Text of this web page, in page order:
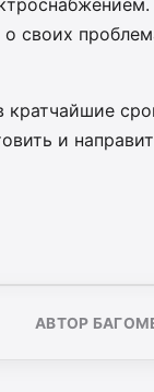
своих
кратчайшие
и
АВТОР